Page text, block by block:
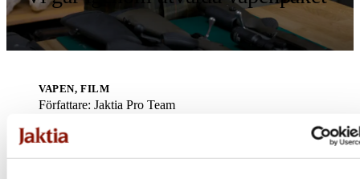
VAPEN, FILM
Författare: Jaktia Pro Team
5 maj 2023
Dela